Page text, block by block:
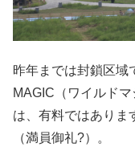
昨年までは封鎖区域
MAGIC（ワイルド
は、有料ではありま
（満員御礼?）。